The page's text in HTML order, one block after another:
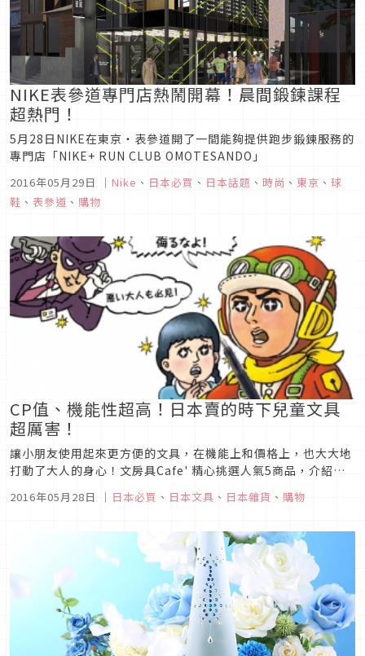
NIKE表參道專門店熱鬧開幕！晨間鍛鍊課程
超熱門！
5月28日NIKE在東京・表參道開了一間能夠提供跑步鍛鍊服務的
專門店「NIKE+ RUN CLUB OMOTESANDO」
2016年05月29日 ｜ Nike 、 日本必買 、 日本話題 、 時尚 、 東京 、 球
鞋 、 表參道 、 購物
CP值、機能性超高！日本賣的時下兒童文具
超厲害！
讓小朋友使用起來更方便的文具，在機能上和價格上，也大大地
打動了大人的身心！文房具Cafe' 精心挑選人氣5商品，介紹給
2016年05月28日 ｜ 日本必買 、 日本文具 、 日本雜貨 、 購物